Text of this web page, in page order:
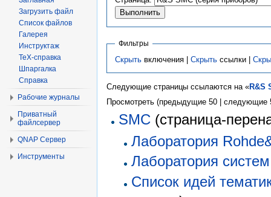
Фильтры
Скрытьвключения | Скрытьссылки |
Следующие страницы ссылаются на «R&S
Просмотреть (предыдущие 50 | следующие
SMC (страница-
Лаборатория
Лаборатория
Список идей
Загрузить файл
Список файлов
Галерея
Инструктаж
TeX-справка
Шпаргалка
Справка
Рабочие журналы
Приватный
файлсервер
QNAP Сервер
Инструменты